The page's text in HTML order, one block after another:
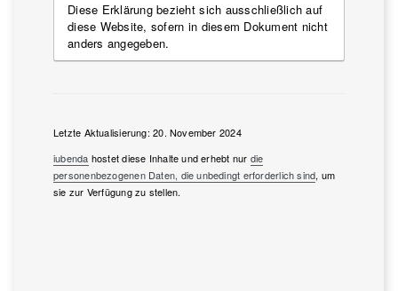
Diese Erklärung bezieht sich ausschließlich auf
diese Website, sofern in diesem Dokument nicht
anders angegeben.
Letzte Aktualisierung: 20. November 2024
iubenda hostet diese Inhalte und erhebt nur die
personenbezogenen Daten, die unbedingt erforderlich sind, um
sie zur Verfügung zu stellen.